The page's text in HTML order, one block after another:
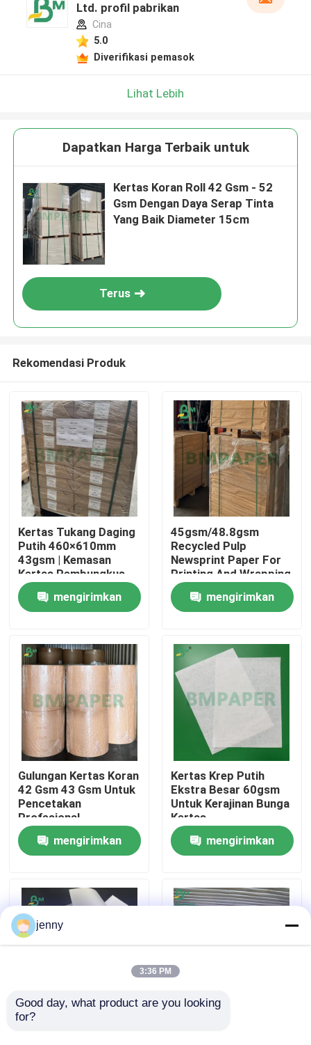
Rumah
Produk
Tentang kita
Wisata pabrik
Kontrol kualitas
Berita
Semua Kasus
Ltd. profil pabrikan
Cina
5.0
Diverifikasi pemasok
Lihat Lebih
Dapatkan Harga Terbaik untuk
Kertas Koran Roll 42 Gsm - 52
Gsm Dengan Daya Serap Tinta
Yang Baik Diameter 15cm
Terus
Rekomendasi Produk
Kertas Tukang Daging
Putih 460×610mm
43gsm | Kemasan
Kertas Pembungkus
Ekonomis 20kg
mengirimkan
45gsm/48.8gsm
Recycled Pulp
Newsprint Paper For
Printing And Wrapping
In Roll
mengirimkan
Gulungan Kertas Koran
42 Gsm 43 Gsm Untuk
Pencetakan
Profesional
mengirimkan
Kertas Krep Putih
Ekstra Besar 60gsm
Untuk Kerajinan Bunga
Kertas
mengirimkan
Koran Cetak Kertas
jenny
3:36 PM
Good day, what product are you looking
for?